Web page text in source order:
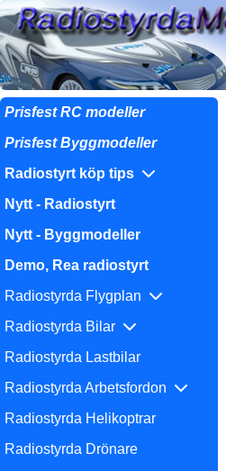
Prisfest RC modeller
Prisfest Byggmodeller
Radiostyrt köp tips
Nytt - Radiostyrt
Nytt - Byggmodeller
Demo, Rea radiostyrt
Radiostyrda Flygplan
Radiostyrda Bilar
Radiostyrda Lastbilar
Radiostyrda Arbetsfordon
Radiostyrda Helikoptrar
Radiostyrda Drönare